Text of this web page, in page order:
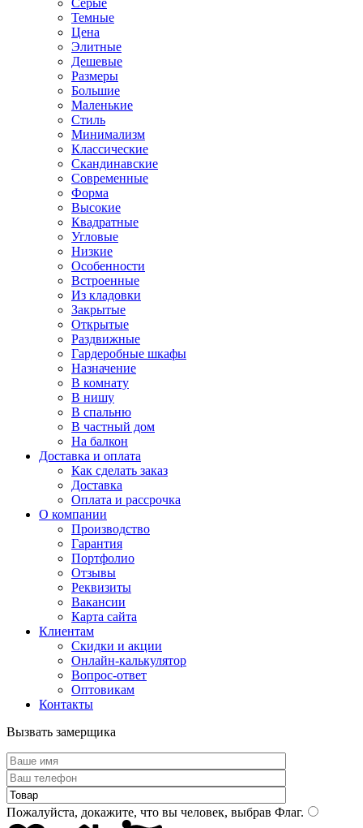
Серые
Темные
Цена
Элитные
Дешевые
Размеры
Большие
Маленькие
Стиль
Минимализм
Классические
Скандинавские
Современные
Форма
Высокие
Квадратные
Угловые
Низкие
Особенности
Встроенные
Из кладовки
Закрытые
Открытые
Раздвижные
Гардеробные шкафы
Назначение
В комнату
В нишу
В спальню
В частный дом
На балкон
Доставка и оплата
Как сделать заказ
Доставка
Оплата и рассрочка
О компании
Производство
Гарантия
Портфолио
Отзывы
Реквизиты
Вакансии
Карта сайта
Клиентам
Скидки и акции
Онлайн-калькулятор
Вопрос-ответ
Оптовикам
Контакты
Вызвать замерщика
Пожалуйста, докажите, что вы человек, выбрав Флаг.